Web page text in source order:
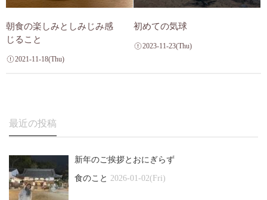
朝食の楽しみとしみじみ感
じること
2021-11-18(Thu)
初めての気球
2023-11-23(Thu)
最近の投稿
新年のご挨拶とおにぎらず
食のこと 2026-01-02(Fri)